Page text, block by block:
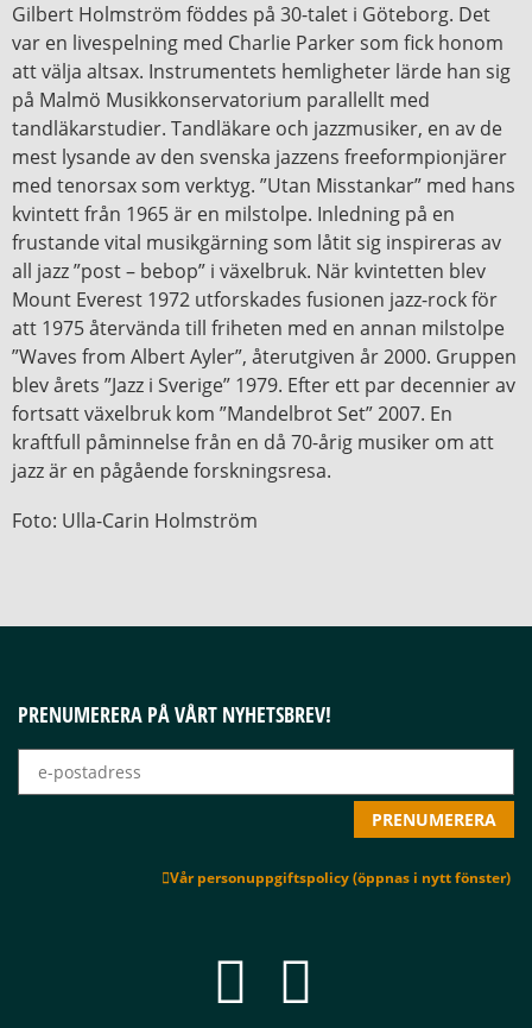
Gilbert Holmström föddes på 30-talet i Göteborg. Det
var en livespelning med Charlie Parker som fick honom
att välja altsax. Instrumentets hemligheter lärde han sig
på Malmö Musikkonservatorium parallellt med
tandläkarstudier. Tandläkare och jazzmusiker, en av de
mest lysande av den svenska jazzens freeformpionjärer
med tenorsax som verktyg. ”Utan Misstankar” med hans
kvintett från 1965 är en milstolpe. Inledning på en
frustande vital musikgärning som låtit sig inspireras av
all jazz ”post – bebop” i växelbruk. När kvintetten blev
Mount Everest 1972 utforskades fusionen jazz-rock för
att 1975 återvända till friheten med en annan milstolpe
”Waves from Albert Ayler”, återutgiven år 2000. Gruppen
blev årets ”Jazz i Sverige” 1979. Efter ett par decennier av
fortsatt växelbruk kom ”Mandelbrot Set” 2007. En
kraftfull påminnelse från en då 70-årig musiker om att
jazz är en pågående forskningsresa.
Foto: Ulla-Carin Holmström
PRENUMERERA PÅ VÅRT NYHETSBREV!
Vår personuppgiftspolicy (öppnas i nytt fönster)